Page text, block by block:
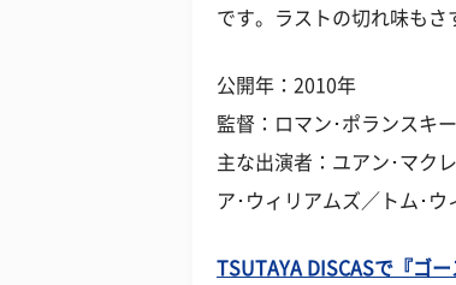
です。ラストの切れ味もさ
公開年：2010年
監督：ロマン･ポランスキー
主な出演者：ユアン･マク
ア･ウィリアムズ／トム･
TSUTAYA DISCASで『ゴ